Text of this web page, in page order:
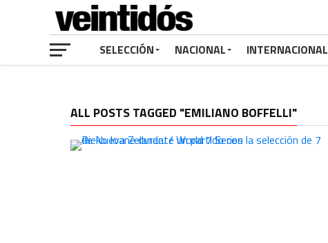
SELECCIÓN NACIONAL INTERNACIONAL
ALL POSTS TAGGED "EMILIANO BOFFELLI"